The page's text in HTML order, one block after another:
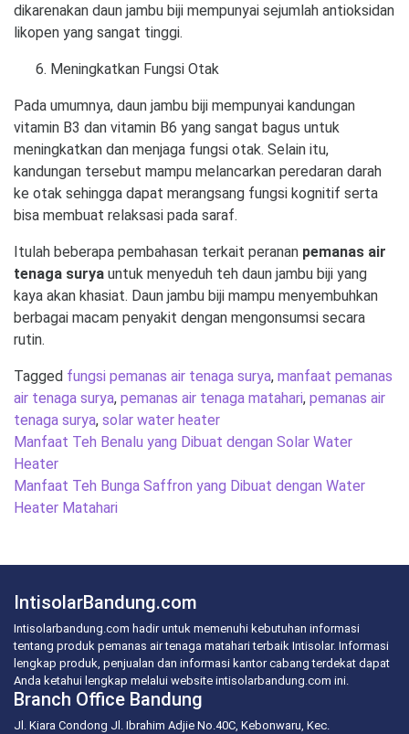
dikarenakan daun jambu biji mempunyai sejumlah antioksidan
likopen yang sangat tinggi.
Meningkatkan Fungsi Otak
Pada umumnya, daun jambu biji mempunyai kandungan
vitamin B3 dan vitamin B6 yang sangat bagus untuk
meningkatkan dan menjaga fungsi otak. Selain itu,
kandungan tersebut mampu melancarkan peredaran darah
ke otak sehingga dapat merangsang fungsi kognitif serta
bisa membuat relaksasi pada saraf.
Itulah beberapa pembahasan terkait peranan pemanas air
tenaga surya untuk menyeduh teh daun jambu biji yang
kaya akan khasiat. Daun jambu biji mampu menyembuhkan
berbagai macam penyakit dengan mengonsumsi secara
rutin.
Tagged fungsi pemanas air tenaga surya, manfaat pemanas
air tenaga surya, pemanas air tenaga matahari, pemanas air
tenaga surya, solar water heater
Post
Manfaat Teh Benalu yang Dibuat dengan Solar Water
Heater
Manfaat Teh Bunga Saffron yang Dibuat dengan Water
Heater Matahari
IntisolarBandung.com
Intisolarbandung.com hadir untuk memenuhi kebutuhan informasi
tentang produk pemanas air tenaga matahari terbaik Intisolar. Informasi
lengkap produk, penjualan dan informasi kantor cabang terdekat dapat
Anda ketahui lengkap melalui website intisolarbandung.com ini.
Branch Office Bandung
Jl. Kiara Condong Jl. Ibrahim Adjie No.40C, Kebonwaru, Kec.